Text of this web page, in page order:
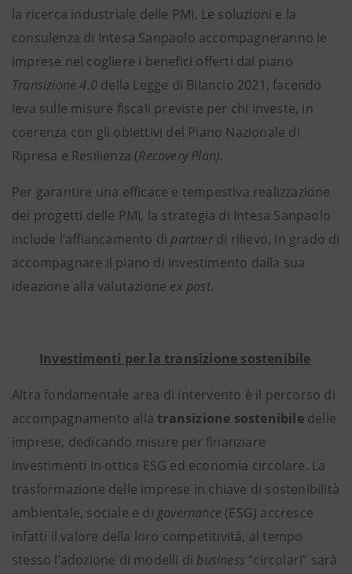
la ricerca industriale delle PMI. Le soluzioni e la
consulenza di Intesa Sanpaolo accompagneranno le
imprese nel cogliere i benefici offerti dal piano
Transizione 4.0 della Legge di Bilancio 2021, facendo
leva sulle misure fiscali previste per chi investe, in
coerenza con gli obiettivi del Piano Nazionale di
Ripresa e Resilienza (Recovery Plan).
Per garantire una efficace e tempestiva realizzazione
dei progetti delle PMI, la strategia di Intesa Sanpaolo
include l’affiancamento di partnerdi rilievo, in grado di
accompagnare il piano di investimento dalla sua
ideazione alla valutazione ex post.
Investimenti per la transizione sostenibile
Altra fondamentale area di intervento è il percorso di
accompagnamento alla transizione sostenibiledelle
imprese, dedicando misure per finanziare
investimenti in ottica ESG ed economia circolare. La
trasformazione delle imprese in chiave di sostenibilità
ambientale, sociale e di governance (ESG) accresce
infatti il valore della loro competitività, al tempo
stesso l’adozione di modelli di business “circolari” sarà